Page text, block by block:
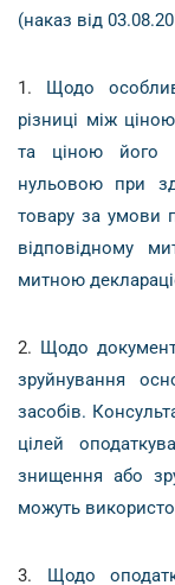
(наказ від
1. Щодо
різниці між
та ціною його
нульовою при
товару за умови
відповідному
митною
2. Щодо
зруйнування
засобів.
цілей
знищення або
можуть
3. Щодо